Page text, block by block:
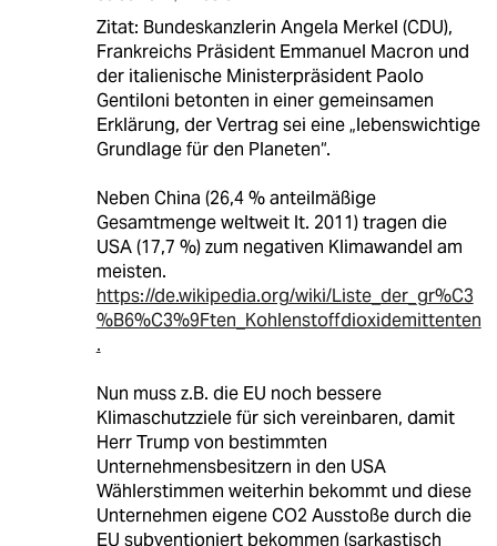
Zitat: Bundeskanzlerin Angela Merkel (CDU),
Frankreichs Präsident Emmanuel Macron und
der italienische Ministerpräsident Paolo
Gentiloni betonten in einer gemeinsamen
Erklärung, der Vertrag sei eine „lebenswichtige
Grundlage für den Planeten“.
Neben China (26,4 % anteilmäßige
Gesamtmenge weltweit lt. 2011) tragen die
USA (17,7 %) zum negativen Klimawandel am
meisten.
https://de.wikipedia.org/wiki/Liste_der_gr%C3
%B6%C3%9Ften_Kohlenstoffdioxidemittenten
.
Nun muss z.B. die EU noch bessere
Klimaschutzziele für sich vereinbaren, damit
Herr Trump von bestimmten
Unternehmensbesitzern in den USA
Wählerstimmen weiterhin bekommt und diese
Unternehmen eigene CO2 Ausstoße durch die
EU subventioniert bekommen (sarkastisch